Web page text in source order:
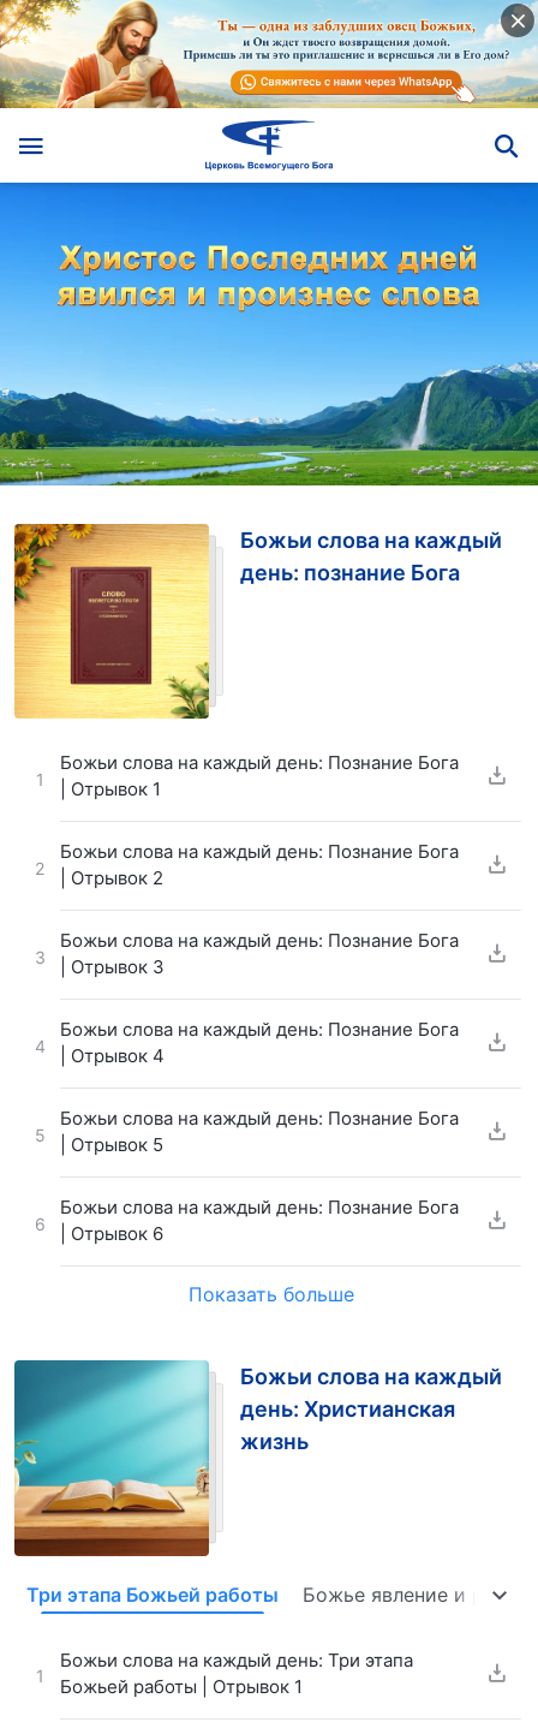
Божьи слова на каждый
день: познание Бога
1
Божьи слова на каждый день: Познание Бога
| Отрывок 1
2
Божьи слова на каждый день: Познание Бога
| Отрывок 2
3
Божьи слова на каждый день: Познание Бога
| Отрывок 3
4
Божьи слова на каждый день: Познание Бога
| Отрывок 4
5
Божьи слова на каждый день: Познание Бога
| Отрывок 5
6
Божьи слова на каждый день: Познание Бога
| Отрывок 6
Показать больше
Божьи слова на каждый
день: Христианская
жизнь
Три этапа Божьей работы Божье явление и работа
1
Божьи слова на каждый день: Три этапа
Божьей работы | Отрывок 1